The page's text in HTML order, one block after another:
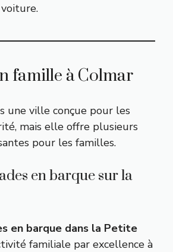
famille à Colmar
une ville conçue pour les
mais elle offre plusieurs
pour les familles.
en barque sur la
en barque dans la Petite
familiale par excellence à